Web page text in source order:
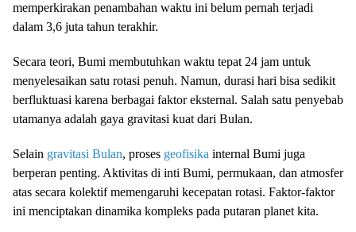
memperkirakan penambahan waktu ini belum pernah terjadi
dalam 3,6 juta tahun terakhir.
Secara teori, Bumi membutuhkan waktu tepat 24 jam untuk
menyelesaikan satu rotasi penuh. Namun, durasi hari bisa sedikit
berfluktuasi karena berbagai faktor eksternal. Salah satu penyebab
utamanya adalah gaya gravitasi kuat dari Bulan.
Selain gravitasi Bulan, proses geofisika internal Bumi juga
berperan penting. Aktivitas di inti Bumi, permukaan, dan atmosfer
atas secara kolektif memengaruhi kecepatan rotasi. Faktor-faktor
ini menciptakan dinamika kompleks pada putaran planet kita.